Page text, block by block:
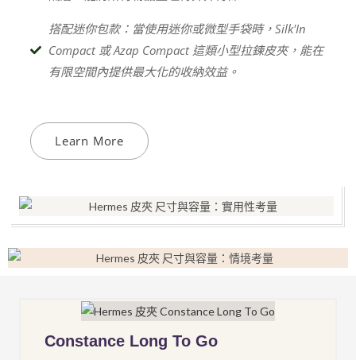
搭配迷你包款：當使用迷你或微型手袋時，Silk'In
Compact 或 Azap Compact 這類小型拉鍊皮夾，能在
有限空間內提供最大化的收納效益。
Learn More
Constance Long To Go